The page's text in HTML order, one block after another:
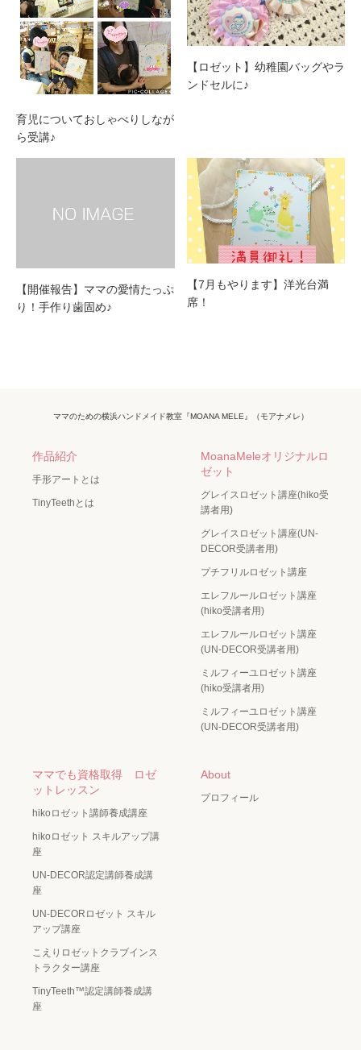
育児についておしゃべりしなが
ら受講♪
【ロゼット】幼稚園バッグやラ
ンドセルに♪
【開催報告】ママの愛情たっぷ
り！手作り歯固め♪
【7月もやります】洋光台満
席！
ママのための横浜ハンドメイド教室『MOANA MELE』（モアナメレ）
作品紹介
手形アートとは
TinyTeethとは
MoanaMeleオリジナルロ
ゼット
グレイスロゼット講座(hiko受
講者用)
グレイスロゼット講座(UN-
DECOR受講者用)
プチフリルロゼット講座
エレフルールロゼット講座
(hiko受講者用)
エレフルールロゼット講座
(UN-DECOR受講者用)
ミルフィーユロゼット講座
(hiko受講者用)
ミルフィーユロゼット講座
(UN-DECOR受講者用)
ママでも資格取得 ロゼ
ットレッスン
hikoロゼット講師養成講座
hikoロゼット スキルアップ講
座
UN-DECOR認定講師養成講
座
UN-DECORロゼット スキル
アップ講座
こえりロゼットクラブインス
トラクター講座
TinyTeeth™️認定講師養成講
座
About
プロフィール